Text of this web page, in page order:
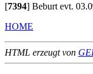
[7394] Beburt evt.
HOME
HTML erzeugt von